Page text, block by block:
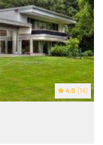
4.8 (14)